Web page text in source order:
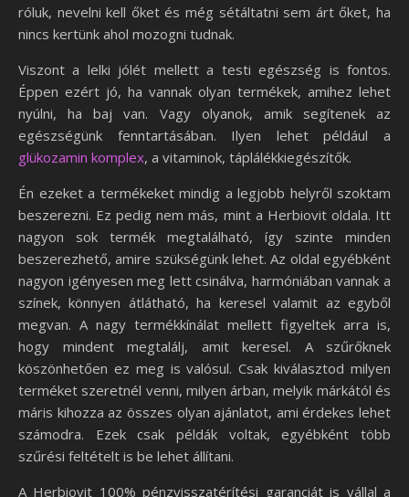
róluk, nevelni kell őket és még sétáltatni sem árt őket, ha
nincs kertünk ahol mozogni tudnak.
Viszont a lelki jólét mellett a testi egészség is fontos.
Éppen ezért jó, ha vannak olyan termékek, amihez lehet
nyúlni, ha baj van. Vagy olyanok, amik segítenek az
egészségünk fenntartásában. Ilyen lehet például a
glükozamin komplex, a vitaminok, táplálékkiegészítők.
Én ezeket a termékeket mindig a legjobb helyről szoktam
beszerezni. Ez pedig nem más, mint a Herbiovit oldala. Itt
nagyon sok termék megtalálható, így szinte minden
beszerezhető, amire szükségünk lehet. Az oldal egyébként
nagyon igényesen meg lett csinálva, harmóniában vannak a
színek, könnyen átlátható, ha keresel valamit az egyből
megvan. A nagy termékkínálat mellett figyeltek arra is,
hogy mindent megtalálj, amit keresel. A szűrőknek
köszönhetően ez meg is valósul. Csak kiválasztod milyen
terméket szeretnél venni, milyen árban, melyik márkától és
máris kihozza az összes olyan ajánlatot, ami érdekes lehet
számodra. Ezek csak példák voltak, egyébként több
szűrési feltételt is be lehet állítani.
A Herbiovit 100% pénzvisszatérítési garanciát is vállal a